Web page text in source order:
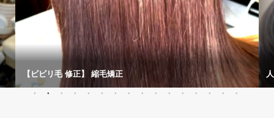
【ビビリ毛 修正】 縮毛矯正